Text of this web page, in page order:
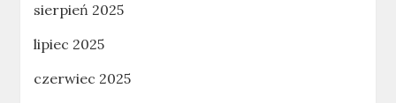
sierpień 2025
lipiec 2025
czerwiec 2025